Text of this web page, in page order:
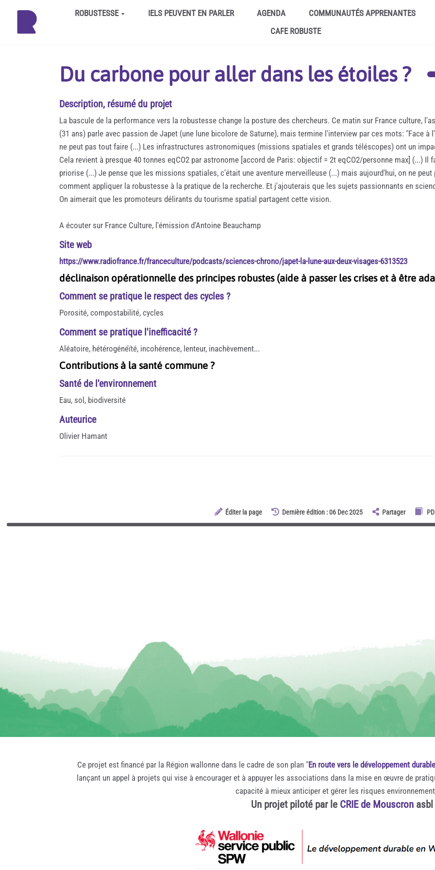
Aller au contenu principalROBUSTESSE IELS PEUVENT EN PARLER AGENDA COMMUNAUTÉS APPRENANTES
CAFE ROBUSTE
Du carbone pour aller dans les étoiles ?
Description, résumé du projet
La bascule de la performance vers la robustesse change la posture des chercheurs. Ce matin sur France culture,
(31 ans) parle avec passion de Japet (une lune bicolore de Saturne), mais termine l'interview par ces mots: "Face à
ne peut pas tout faire (...) Les infrastructures astronomiques (missions spatiales et grands téléscopes) ont un
Cela revient à presque 40 tonnes eqCO2 par astronome [accord de Paris: objectif = 2t eqCO2/personne max] (...) Il
priorise (...) Je pense que les missions spatiales, c'était une aventure merveilleuse (...) mais aujourd'hui, on ne peut
comment appliquer la robustesse à la pratique de la recherche. Et j'ajouterais que les sujets passionnants en
On aimerait que les promoteurs délirants du tourisme spatial partagent cette vision.
A écouter sur France Culture, l'émission d'Antoine Beauchamp
Site web
https://www.radiofrance.fr/franceculture/podcasts/sciences-chrono/japet-la-lune-aux-deux-visages-6313523
déclinaison opérationnelle des principes robustes (aide à passer les crises et à être
Comment se pratique le respect des cycles ?
Porosité, compostabilité, cycles
Comment se pratique l'inefficacité ?
Aléatoire, hétérogénéïté, incohérence, lenteur, inachèvement...
Contributions à la santé commune ?
Santé de l'environnement
Eau, sol, biodiversité
Auteurice
Olivier Hamant
Éditer la page Dernière édition : 06 Dec 2025 Partager
Ce projet est financé par la Région wallonne dans le cadre de son plan "En route vers le développement durable
lançant un appel à projets qui vise à encourager et à appuyer les associations dans la mise en œuvre de
capacité à mieux anticiper et gérer les risques
Un projet piloté par le CRIE de Mouscronasbl